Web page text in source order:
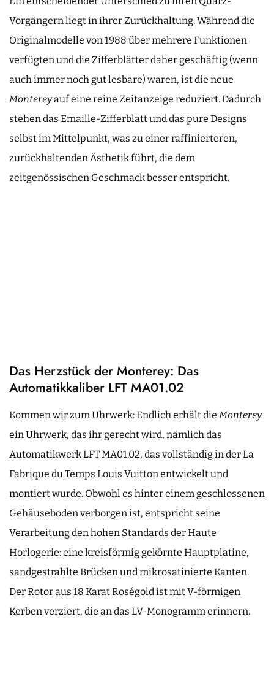
Vorgängern liegt in ihrer Zurückhaltung. Während die
Originalmodelle von 1988 über mehrere Funktionen
verfügten und die Zifferblätter daher geschäftig (wenn
auch immer noch gut lesbare) waren, ist die neue
Montereyauf eine reine Zeitanzeige reduziert. Dadurch
stehen das Emaille-Zifferblatt und das pure Designs
selbst im Mittelpunkt, was zu einer raffinierteren,
zurückhaltenden Ästhetik führt, die dem
zeitgenössischen Geschmack besser entspricht.
Das Herzstück der Monterey: Das
Automatikkaliber LFT MA01.02
Kommen wir zum Uhrwerk: Endlich erhält die Monterey
ein Uhrwerk, das ihr gerecht wird, nämlich das
Automatikwerk LFT MA01.02, das vollständig in der La
Fabrique du Temps Louis Vuitton entwickelt und
montiert wurde. Obwohl es hinter einem geschlossenen
Gehäuseboden verborgen ist, entspricht seine
Verarbeitung den hohen Standards der Haute
Horlogerie: eine kreisförmig gekörnte Hauptplatine,
sandgestrahlte Brücken und mikrosatinierte Kanten.
Der Rotor aus 18 Karat Roségold ist mit V-förmigen
Kerben verziert, die an das LV-Monogramm erinnern.